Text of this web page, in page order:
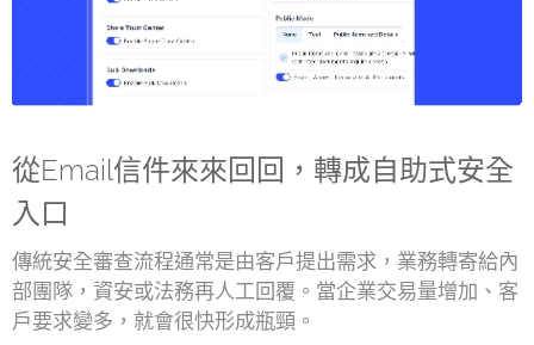
從Email信件來來回回，轉成自助式安全
入口
傳統安全審查流程通常是由客戶提出需求，業務轉寄給內
部團隊，資安或法務再人工回覆。當企業交易量增加、客
戶要求變多，就會很快形成瓶頸。